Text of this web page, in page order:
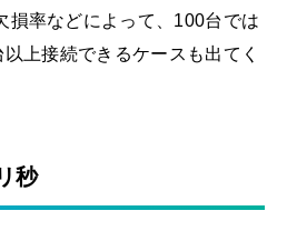
損率などによって、100台では
上接続できるケースも出てく
秒